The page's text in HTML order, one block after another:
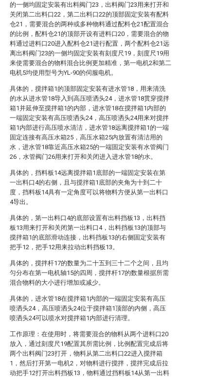
的一侧均固定安装有出料阀门23，出料阀门23用来打开和
关闭第二出料口22，第二出料口22的顶部固定安装有配料
仓21，需要混合的两种或多种物料通过配料仓21配置混合
的比例，配料仓21的顶部开设有进料口20，需要混合的物
料通过进料口20进入配料仓21进行配置，两个配料仓21远
离出料阀门23的一侧均固定安装有刻度尺19，刻度尺19用
来使需要混合的物料混合比例更加精准，第一电机2和第二
电机5均使用型号为YL-90的伺服电机。
具体的，搅拌箱1的顶部固定安装有进水管18，用来清洗
的水从进水管18导入到高压喷洒头24，进水管18贯穿搅拌
箱1并延伸至搅拌箱1的内部，进水管18在搅拌箱1内部的
一端固定安装有高压喷洒头24，高压喷洒头24用来对搅拌
箱1内部进行高压喷水清洁，进水管18远离搅拌箱1的一端
固定连接有高压水箱25，高压水箱25内放置有清洁用的
水，进水管18靠近高压水箱25的一端固定安装有水管阀门
26，水管阀门26用来打开和关闭进入进水管18的水。
具体的，挡料板14远离搅拌箱1底部的一端固定安装在第
一出料口4的右侧，且与搅拌箱1底部的夹角为十到二十
度，挡料板14具有一定角度可以将物料方便从第一出料口
4导出。
具体的，第一出料口4的底部设置有出料挡板13，出料挡
板13用来打开和关闭第一出料口4，出料挡板13的顶部与
搅拌箱1的底部滑动连接，出料挡板13的右侧固定安装有
把手12，把手12用来拉动出料挡板13。
具体的，搅拌杆17的数量为二十五到三十二个之间，且均
匀分布在第一电机轴15的四周，搅拌杆17的数量根据所需
混合物料的大小进行增加或减少。
具体的，进水管18在搅拌箱1内部的一端固定安装有高压
喷洒头24，高压喷洒头24位于搅拌箱1顶部的内侧，高压
喷洒头24可以喷水对搅拌箱1内部进行清理。
工作原理：在使用时，将需要混合的物料从两个进料口20
放入，通过刻度尺19配置其所需比例，比例配置完成后将
两个出料阀门23打开，物料从第二出料口22进入搅拌箱
1，然后打开第一电机2，对物料进行搅拌，搅拌完成后拉
动把手12打开出料挡板13，物料通过挡料板14从第一出料